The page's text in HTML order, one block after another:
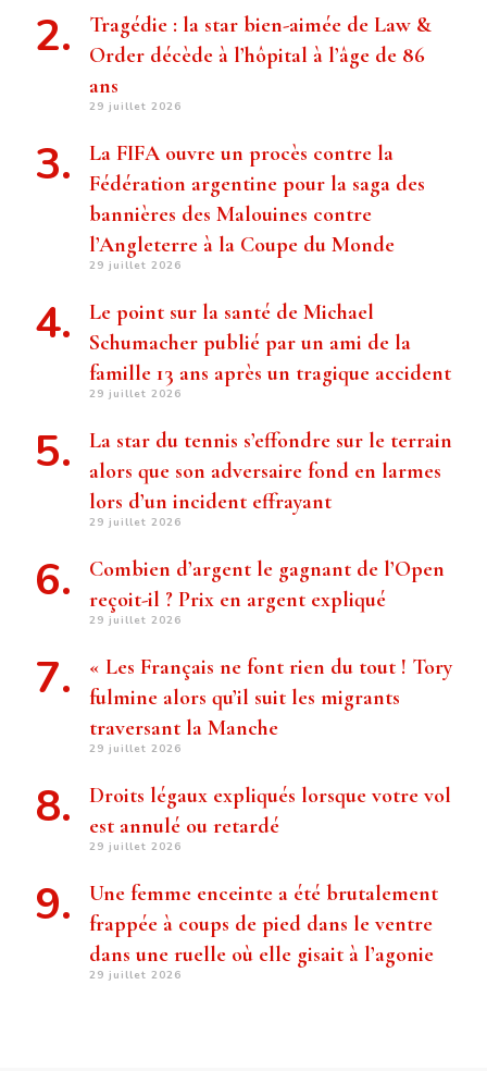
Tragédie : la star bien-aimée de Law &
Order décède à l’hôpital à l’âge de 86
ans
29 juillet 2026
La FIFA ouvre un procès contre la
Fédération argentine pour la saga des
bannières des Malouines contre
l’Angleterre à la Coupe du Monde
29 juillet 2026
Le point sur la santé de Michael
Schumacher publié par un ami de la
famille 13 ans après un tragique accident
29 juillet 2026
La star du tennis s’effondre sur le terrain
alors que son adversaire fond en larmes
lors d’un incident effrayant
29 juillet 2026
Combien d’argent le gagnant de l’Open
reçoit-il ? Prix ​​en argent expliqué
29 juillet 2026
« Les Français ne font rien du tout ! Tory
fulmine alors qu’il suit les migrants
traversant la Manche
29 juillet 2026
Droits légaux expliqués lorsque votre vol
est annulé ou retardé
29 juillet 2026
Une femme enceinte a été brutalement
frappée à coups de pied dans le ventre
dans une ruelle où elle gisait à l’agonie
29 juillet 2026